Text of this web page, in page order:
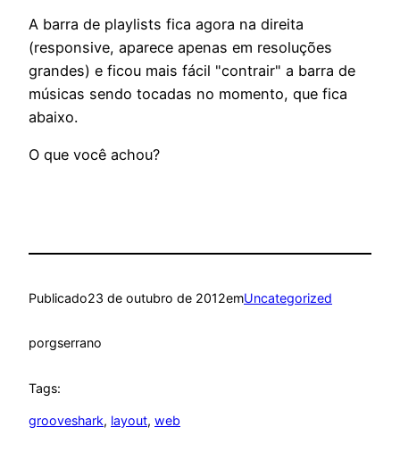
A barra de playlists fica agora na direita
(responsive, aparece apenas em resoluções
grandes) e ficou mais fácil "contrair" a barra de
músicas sendo tocadas no momento, que fica
abaixo.
O que você achou?
Publicado23 de outubro de 2012emUncategorized
porgserrano
Tags:
grooveshark, layout, web